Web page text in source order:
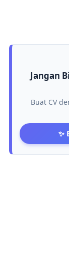
Jangan
Buat CV
✨